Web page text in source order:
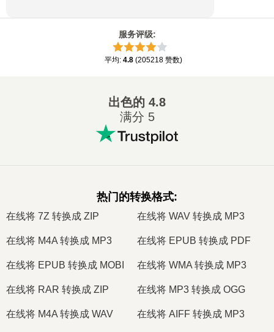
服务评级:
平均: 4.8 (205218 赞数)
出色的 4.8
满分 5
热门的转换格式:
在线将 7Z 转换成 ZIP 在线将 WAV 转换成 MP3
在线将 M4A 转换成 MP3 在线将 EPUB 转换成 PDF
在线将 EPUB 转换成 MOBI 在线将 WMA 转换成 MP3
在线将 RAR 转换成 ZIP 在线将 MP3 转换成 OGG
在线将 M4A 转换成 WAV 在线将 AIFF 转换成 MP3